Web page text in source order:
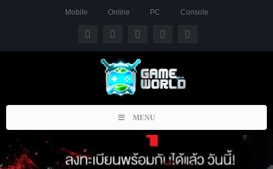
Mobile Online PC Console
Toggle
navigation
MENU